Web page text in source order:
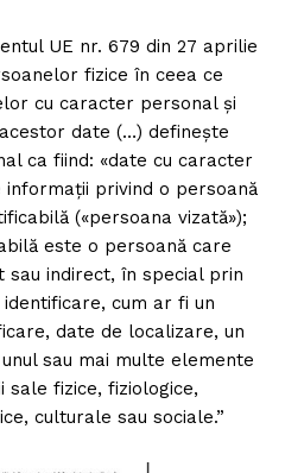
UE nr. 679 din 27 aprilie
fizice în ceea ce
cu caracter personal și
date (…) definește
ca fiind: «date cu caracter
informații privind o persoană
(«persoana vizată»);
este o persoană care
indirect, în special prin
cum ar fi un
date de localizare, un
sau mai multe elemente
fizice, fiziologice,
culturale sau sociale.”